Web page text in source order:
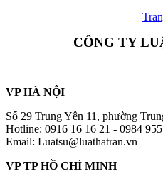
CÔNG TY
VP HÀ NỘI
Số 29 Trung Yên 11, phường
Hotline: 0916 16 16 21 - 0984
Email: Luatsu@luathatran.vn
VP TP HỒ CHÍ MINH